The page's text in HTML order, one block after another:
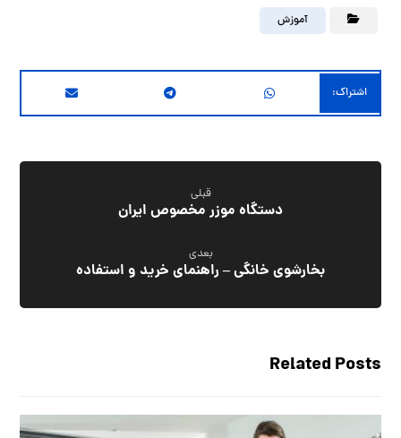
آموزش
قبلی
دستگاه موزر مخصوص ایران
بعدی
بخارشوی خانگی – راهنمای خرید و استفاده
Related Posts